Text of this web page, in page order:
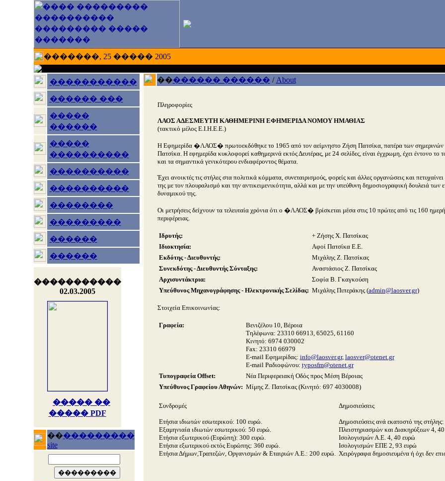
�������, 25 ����� 2005
�����������
������ ���
�����
������
�����
����������
����������
����������
��������
���������
������
������
�����������
02.03.2005
����� ��
����� PDF
�����������
site
�������� ������ / About
Πληροφορίες
ΛΑΟΣ ΑΔΕΣΜΕΥΤΗ ΚΑΘΗΜΕΡΙΝΗ ΕΦΗΜΕΡΙΔΑ ΝΟΜΟΥ ΗΜΑΘΙΑΣ
(τακτικό μέλος Ε.Ι.Η.Ε.Ε.)
Η Εφημερίδα �ΛΑΟΣ� πρωτοεκδόθηκε το 1965 από τον αείμνηστο Ζήση Πατσίκα, πατέρα των σημερινών
Πατσίκα. Η εφημερίδα κυκλοφορεί καθημερινά εκτός Δευτέρας, με 24 σελίδες, είναι έγχρωμη, έχει έντονο το
και τα σημαντικά γενικότερου ενδιαφέροντος θέματα.
Έχει ανοικτές τις στήλες στα πολιτικά κόμματα, συνεταιρισμούς, φορείς και άλλες οργανώσεις και
της με τον πλουραλισμό και την αντικειμενικότητα, αλλά και με την υπεύθυνη δημοσιογραφική δουλειά των
δυναμικού της.
Οι μετρήσεις δείχνουν τα τελευταία χρόνια ότι ο �ΛΑΟΣ� βρίσκεται μέσα στις 10 πρώτες από τις 160
περιφέρειας.
Ιδρυτής:
+ Ζήσης Χ. Πατσίκας
Ιδιοκτησία:
Αφοί Πατσίκα Ε.Ε.
Εκδότης - Διευθυντής:
Μιχάλης Ζ. Πατσίκας
Συνεκδότης - Διευθυντής Σύνταξης:
Αναστάσιος Ζ. Πατσίκας
Αρχισυντάκτρια:
Σοφία Β. Γκαγκούση
Υπεύθυνος Μηχανογράφησης - Ηλεκτρονικής Σελίδας: Μιχάλης Πιπεράκης (admin@laosver.gr)
Στοιχεία Επικοινωνίας:
Γραφεία:
Βενιζέλου 10, Βέροια
Τηλέφωνα: 23310 66913, 65025, 61160
Κινητό: 6974 030002
Fax: 23310 66979
E-mail Εφημερίδας: info@laosver.gr, laosver@otenet.gr
E-mail Ραδιοφώνου: typosfm@otenet.gr
Τυπογραφεία Offset:
Νέα Περιφερειακή Οδός προς Μέση Βέροιας
Υπεύθυνος Γραφείου Αθηνών: Μίμης Ζ. Πατσίκας (Κινητό: 697 4030008)
Συνδρομές
Ετήσια ιδιωτών εσωτερικού: 100 ευρώ.
Εξαμηνιαία ιδιωτών εσωτερικού: 50 ευρώ.
Ετήσια εξωτερικού (Ευρώπη): 300 ευρώ.
Ετήσια εξωτερικού εκτός Ευρώπης: 360 ευρώ.
Ετήσια Δήμων,Τραπεζών, Οργανισμών & Εταιριών Α.Ε.: 200 ευρώ.
Δημοσιεύσεις
Δημοσιεύσεις ανά εκατοστό της στήλης:
Πλειστηριασμών και Διακηρύξεων 4,
Ισολογισμών Α.Ε. 4, 40 ευρώ
Ισολογισμών ΕΠΕ 2, 93 ευρώ
Χειρόγραφα δημοσιευμένα ή όχι δεν